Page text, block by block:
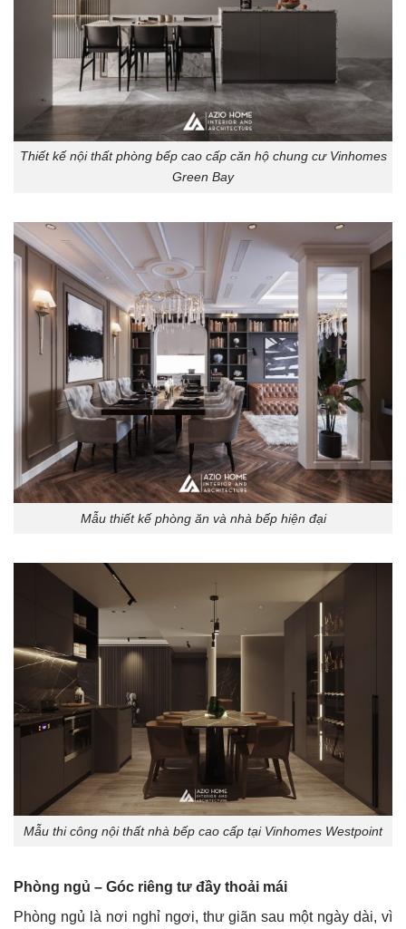
Thiết kế nội thất phòng bếp cao cấp căn hộ chung cư Vinhomes
Green Bay
Mẫu thiết kế phòng ăn và nhà bếp hiện đại
Mẫu thi công nội thất nhà bếp cao cấp tại Vinhomes Westpoint
Phòng ngủ – Góc riêng tư đầy thoải mái
Phòng ngủ là nơi nghỉ ngơi, thư giãn sau một ngày dài, vì